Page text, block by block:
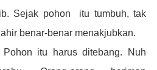
Sejak pohon itu tumbuh, tak
benar-benar menakjubkan.
itu harus ditebang. Nuh